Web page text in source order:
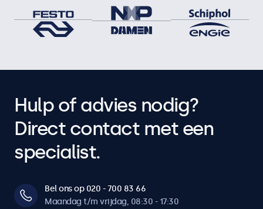
Hulp of advies nodig?
Direct contact met een
specialist.
Bel ons op 020 - 700 83 66
Maandag t/m vrijdag, 08:30 - 17:30